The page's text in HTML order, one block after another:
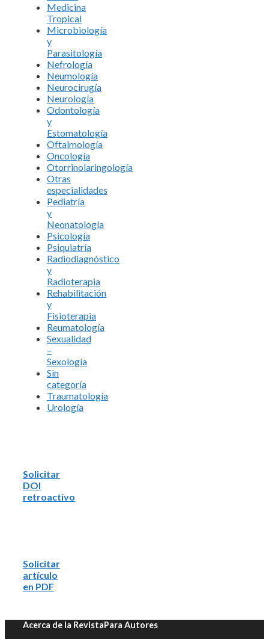
Medicina
Tropical
Microbiología
y
Parasitología
Nefrología
Neumología
Neurocirugía
Neurología
Odontología
y
Estomatología
Oftalmología
Oncología
Otorrinolaringología
Otras
especialidades
Pediatría
y
Neonatología
Psicología
Psiquiatría
Radiodiagnóstico
y
Radioterapia
Rehabilitación
y
Fisioterapia
Reumatología
Sexualidad
–
Sexología
Sin
categoría
Traumatología
Urología
Solicitar
DOI
retroactivo
Solicitar
artículo
en PDF
Acerca de la RevistaPara Autores